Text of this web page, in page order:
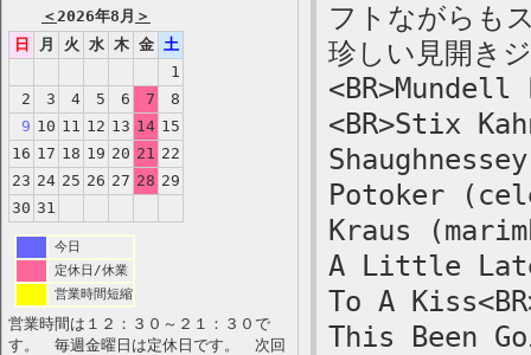
＜2026年8月 ＞
日
月 火 水 木 金 土
1
2
3 4 5 6 7
8
9 10 11 12 13 14 15
16 17 18 19 20 21 22
23 24 25 26 27 28 29
30 31
今日
定休日/休業
営業時間短縮
営業時間は１２：３０～２１：３０で
す。 毎週金曜日は定休日です。 次回
フトながらも
珍しい見開き
<BR>Stix
Potoker
Kraus
A Little Late
To A
This Been